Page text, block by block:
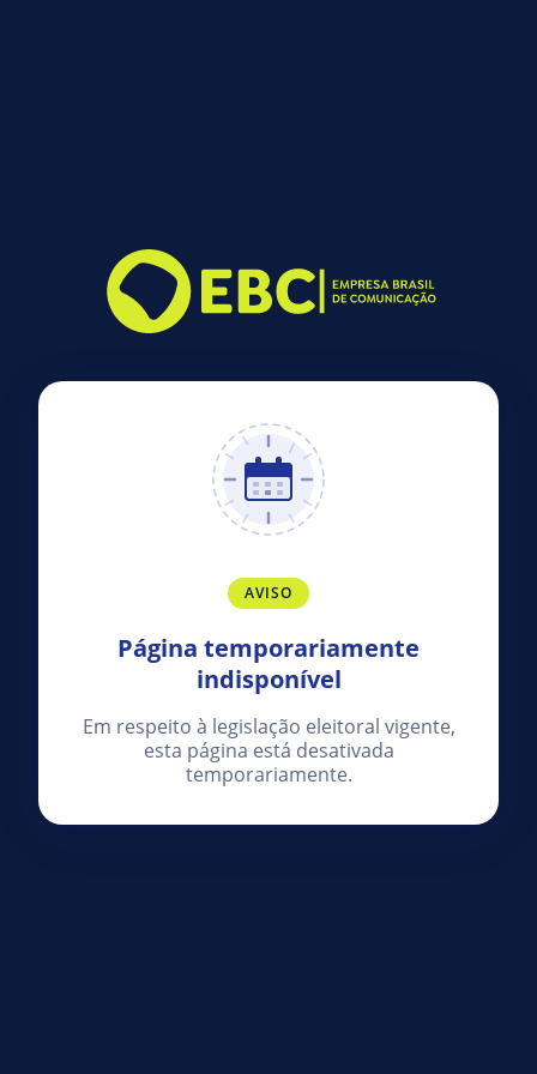
AVISO
Página temporariamente
indisponível
Em respeito à legislação eleitoral vigente,
esta página está desativada
temporariamente.